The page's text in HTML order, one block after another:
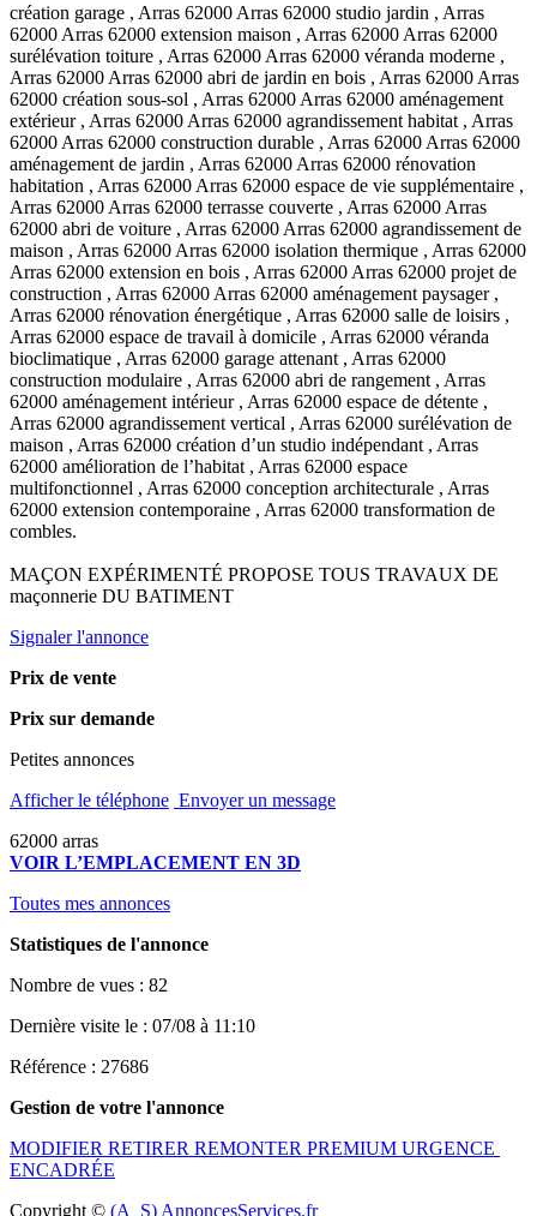
création garage , Arras 62000 Arras 62000 studio jardin , Arras
62000 Arras 62000 extension maison , Arras 62000 Arras 62000
surélévation toiture , Arras 62000 Arras 62000 véranda moderne ,
Arras 62000 Arras 62000 abri de jardin en bois , Arras 62000 Arras
62000 création sous-sol , Arras 62000 Arras 62000 aménagement
extérieur , Arras 62000 Arras 62000 agrandissement habitat , Arras
62000 Arras 62000 construction durable , Arras 62000 Arras 62000
aménagement de jardin , Arras 62000 Arras 62000 rénovation
habitation , Arras 62000 Arras 62000 espace de vie supplémentaire ,
Arras 62000 Arras 62000 terrasse couverte , Arras 62000 Arras
62000 abri de voiture , Arras 62000 Arras 62000 agrandissement de
maison , Arras 62000 Arras 62000 isolation thermique , Arras 62000
Arras 62000 extension en bois , Arras 62000 Arras 62000 projet de
construction , Arras 62000 Arras 62000 aménagement paysager ,
Arras 62000 rénovation énergétique , Arras 62000 salle de loisirs ,
Arras 62000 espace de travail à domicile , Arras 62000 véranda
bioclimatique , Arras 62000 garage attenant , Arras 62000
construction modulaire , Arras 62000 abri de rangement , Arras
62000 aménagement intérieur , Arras 62000 espace de détente ,
Arras 62000 agrandissement vertical , Arras 62000 surélévation de
maison , Arras 62000 création d’un studio indépendant , Arras
62000 amélioration de l’habitat , Arras 62000 espace
multifonctionnel , Arras 62000 conception architecturale , Arras
62000 extension contemporaine , Arras 62000 transformation de
combles.
MAÇON EXPÉRIMENTÉ PROPOSE TOUS TRAVAUX DE
maçonnerie DU BATIMENT
Signaler l'annonce
Prix de vente
Prix sur demande
Petites annonces
Afficher le téléphone Envoyer un message
62000 arras
VOIR L’EMPLACEMENT EN 3D
Toutes mes annonces
Statistiques de l'annonce
Nombre de vues : 82
Dernière visite le : 07/08 à 11:10
Référence : 27686
Gestion de votre l'annonce
MODIFIER RETIRER REMONTER PREMIUM URGENCE
ENCADRÉE
Copyright © (A_S) AnnoncesServices.fr